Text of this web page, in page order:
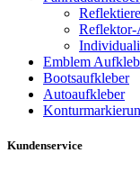
Emblem
Bootsaufkleber
Autoaufkleber
Kundenservice